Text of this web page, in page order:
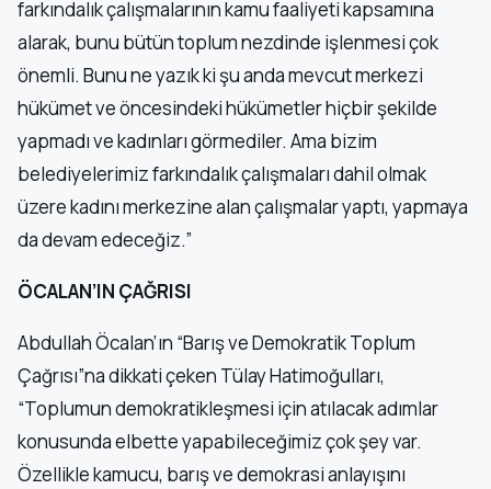
farkındalık çalışmalarının kamu faaliyeti kapsamına
alarak, bunu bütün toplum nezdinde işlenmesi çok
önemli. Bunu ne yazık ki şu anda mevcut merkezi
hükümet ve öncesindeki hükümetler hiçbir şekilde
yapmadı ve kadınları görmediler. Ama bizim
belediyelerimiz farkındalık çalışmaları dahil olmak
üzere kadını merkezine alan çalışmalar yaptı, yapmaya
da devam edeceğiz.”
ÖCALAN’IN ÇAĞRISI
Abdullah Öcalan’ın “Barış ve Demokratik Toplum
Çağrısı”na dikkati çeken Tülay Hatimoğulları,
“Toplumun demokratikleşmesi için atılacak adımlar
konusunda elbette yapabileceğimiz çok şey var.
Özellikle kamucu, barış ve demokrasi anlayışını